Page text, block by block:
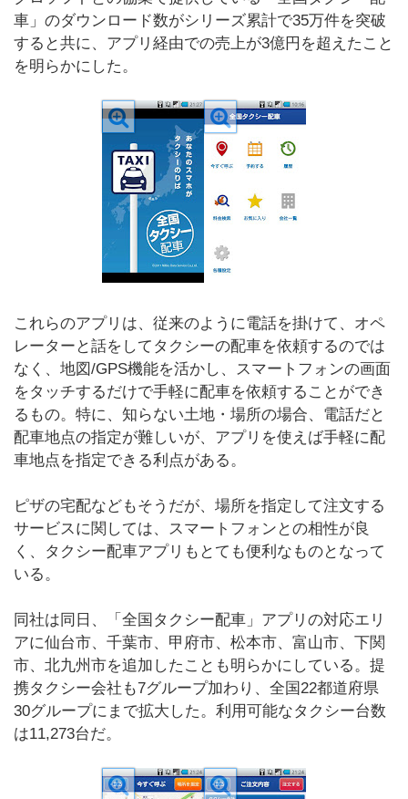
車」のダウンロード数がシリーズ累計で35万件を突破
すると共に、アプリ経由での売上が3億円を超えたこと
を明らかにした。
これらのアプリは、従来のように電話を掛けて、オペ
レーターと話をしてタクシーの配車を依頼するのでは
なく、地図/GPS機能を活かし、スマートフォンの画面
をタッチするだけで手軽に配車を依頼することができ
るもの。特に、知らない土地・場所の場合、電話だと
配車地点の指定が難しいが、アプリを使えば手軽に配
車地点を指定できる利点がある。
ピザの宅配などもそうだが、場所を指定して注文する
サービスに関しては、スマートフォンとの相性が良
く、タクシー配車アプリもとても便利なものとなって
いる。
同社は同日、「全国タクシー配車」アプリの対応エリ
アに仙台市、千葉市、甲府市、松本市、富山市、下関
市、北九州市を追加したことも明らかにしている。提
携タクシー会社も7グループ加わり、全国22都道府県
30グループにまで拡大した。利用可能なタクシー台数
は11,273台だ。